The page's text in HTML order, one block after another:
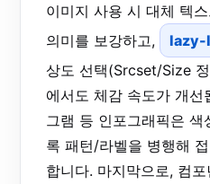
이미지 사용 시 대체 텍
의미를 보강하고,
lazy-
상도 선택(Srcset/Size
에서도 체감 속도가 개선
그램 등 인포그래픽은 색
록 패턴/라벨을 병행해
합니다. 마지막으로, 컴